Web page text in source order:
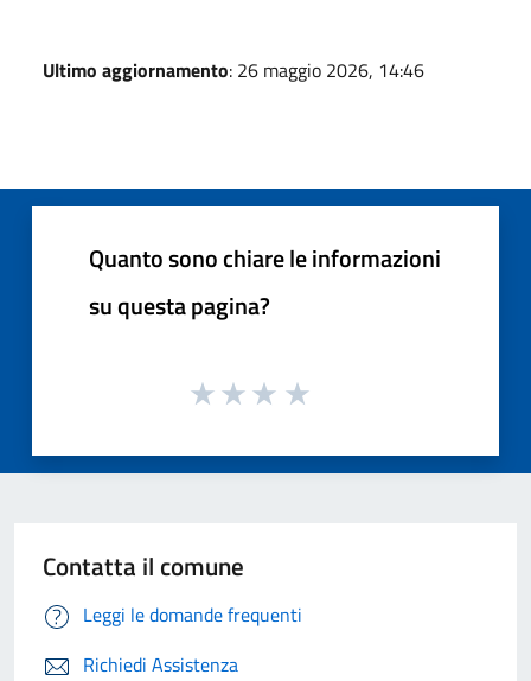
Ultimo aggiornamento: 26 maggio 2026, 14:46
Quanto sono chiare le informazioni
su questa pagina?
Contatta il comune
Leggi le domande frequenti
Richiedi Assistenza